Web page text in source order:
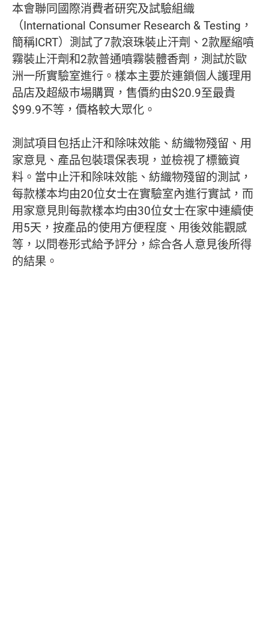
本會聯同國際消費者研究及試驗組織
（International Consumer Research & Testing，
簡稱ICRT）測試了7款滾珠裝止汗劑、2款壓縮噴
霧裝止汗劑和2款普通噴霧裝體香劑，測試於歐
洲一所實驗室進行。樣本主要於連鎖個人護理用
品店及超級巿場購買，售價約由$20.9至最貴
$99.9不等，價格較大眾化。
測試項目包括止汗和除味效能、紡織物殘留、用
家意見、產品包裝環保表現，並檢視了標籤資
料。當中止汗和除味效能、紡織物殘留的測試，
每款樣本均由20位女士在實驗室內進行實試，而
用家意見則每款樣本均由30位女士在家中連續使
用5天，按產品的使用方便程度、用後效能觀感
等，以問卷形式給予評分，綜合各人意見後所得
的結果。